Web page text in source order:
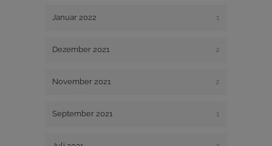
Januar 2022 1
Dezember 2021 2
November 2021 2
September 2021 1